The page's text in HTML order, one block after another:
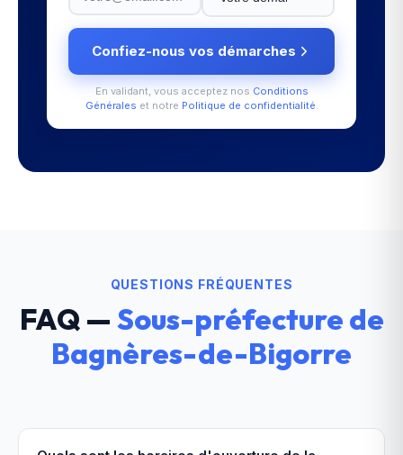
Confiez-nous vos démarches
En validant, vous acceptez nos Conditions
Générales et notre Politique de confidentialité.
QUESTIONS FRÉQUENTES
FAQ — Sous-préfecture de
Bagnères-de-Bigorre